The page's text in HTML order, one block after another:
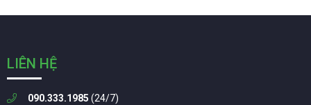
LIÊN HỆ
090.333.1985 (24/7)